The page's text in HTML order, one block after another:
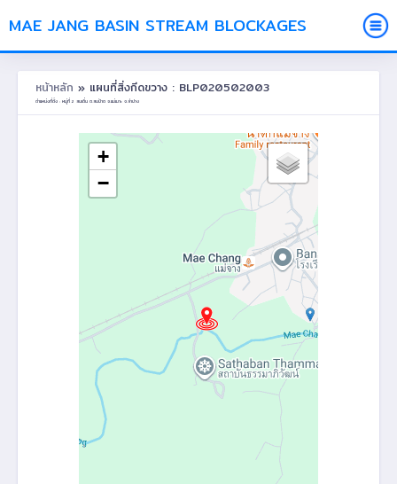
MAE JANG BASIN STREAM BLOCKAGES
หน้าหลัก » แผนที่สิ่งกีดขวาง : BLP020502003
ตำแหน่งที่ตั้ง : หมู่ที่ 2 สบเติ๋น ต.สบป้าด อ.แม่เมาะ จ.ลำปาง
+
−